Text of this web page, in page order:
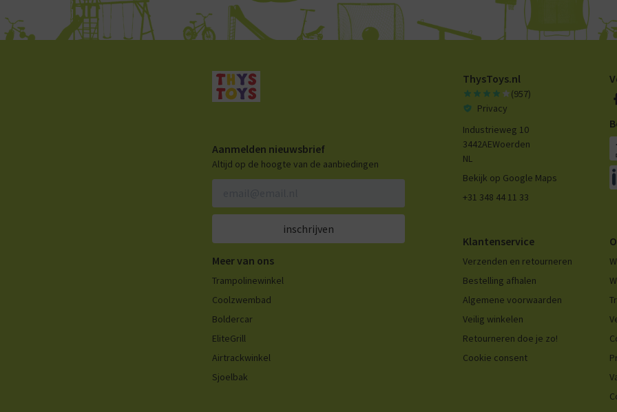
Aanmelden nieuwsbrief
Altijd op de hoogte van de aanbiedingen
inschrijven
Meer van ons
Trampolinewinkel
Coolzwembad
Boldercar
EliteGrill
Airtrackwinkel
Sjoelbak
ThysToys.nl
(957)
Privacy
Industrieweg 10
3442AEWoerden
NL
Bekijk op Google Maps
+31 348 44 11 33
Klantenservice
Verzenden en retourneren
Bestelling afhalen
Algemene voorwaarden
Veilig winkelen
Retourneren doe je zo!
Cookie consent